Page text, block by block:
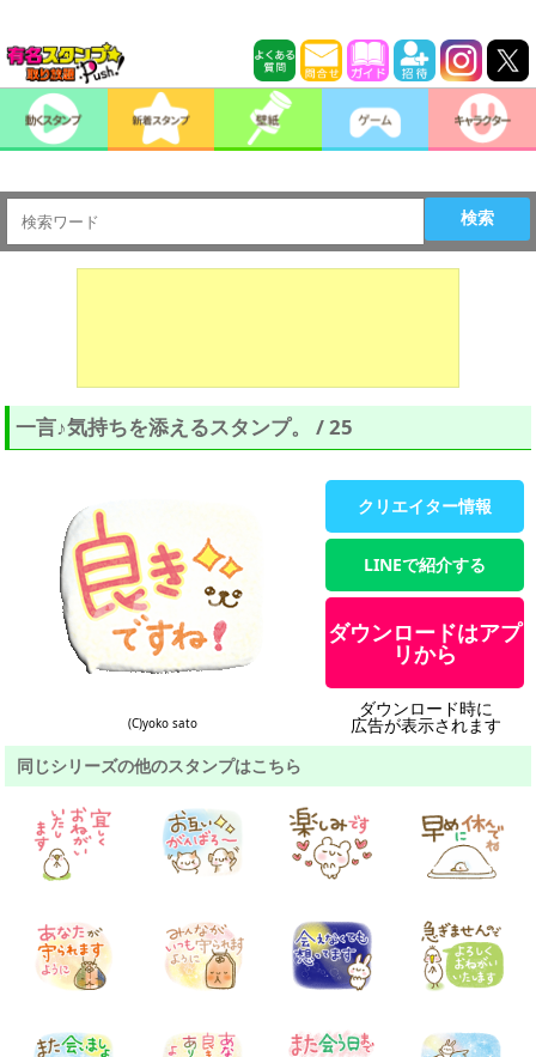
検索
一言♪気持ちを添えるスタンプ。 / 25
(C)yoko sato
クリエイター情報
LINEで紹介する
ダウンロードはアプ
リから
ダウンロード時に
広告が表示されます
同じシリーズの他のスタンプはこちら